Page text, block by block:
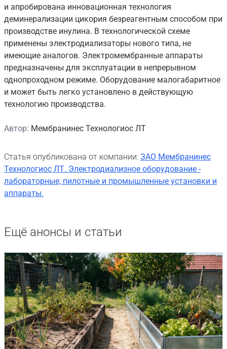
и апробирована инновационная технология
деминерализации цикория безреагентным способом при
производстве инулина. В технологической схеме
применены электродиализаторы нового типа, не
имеющие аналогов. Электромембранные аппараты
предназначены для эксплуатации в непрерывном
однопроходном режиме. Оборудование малогабаритное
и может быть легко установлено в действующую
технологию производства.
Автор: Мембранинес Технологиос ЛТ
Статья опубликована от компании: ЗАО Мембранинес
Технологиос ЛТ. Электродиализное оборудование -
лабораторные, пилотные и промышленные установки и
аппараты.
Ещё анонсы и статьи